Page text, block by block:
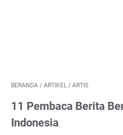
BERANDA / ARTIKEL / ARTIS
11 Pembaca Berita
Indonesia